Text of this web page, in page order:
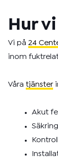
Hur
Vi på 24
inom
Våra tjänster
Akut